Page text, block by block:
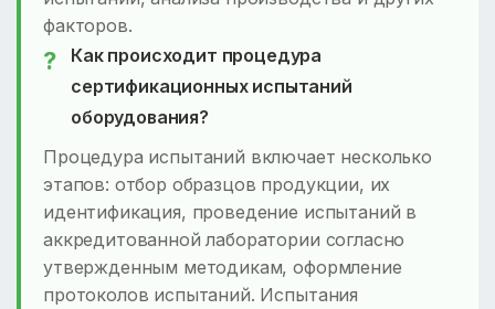
факторов.
Как происходит процедура
сертификационных испытаний
оборудования?
Процедура испытаний включает несколько
этапов: отбор образцов продукции, их
идентификация, проведение испытаний в
аккредитованной лаборатории согласно
утвержденным методикам, оформление
протоколов испытаний. Испытания